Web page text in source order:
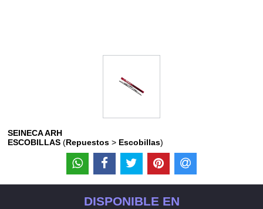
SEINECA ARH
ESCOBILLAS (Repuestos > Escobillas)
DISPONIBLE EN